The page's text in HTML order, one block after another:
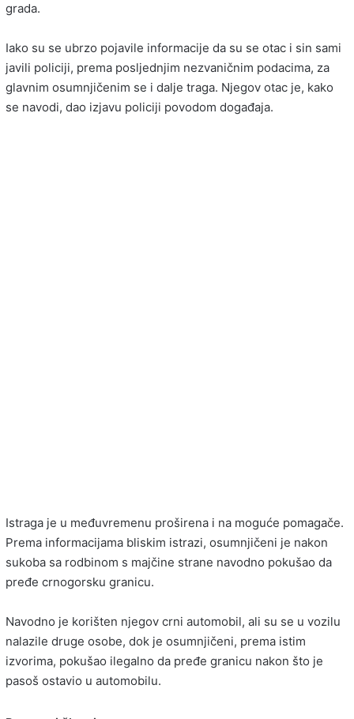
grada.
Iako su se ubrzo pojavile informacije da su se otac i sin sami
javili policiji, prema posljednjim nezvaničnim podacima, za
glavnim osumnjičenim se i dalje traga. Njegov otac je, kako
se navodi, dao izjavu policiji povodom događaja.
Istraga je u međuvremenu proširena i na moguće pomagače.
Prema informacijama bliskim istrazi, osumnjičeni je nakon
sukoba sa rodbinom s majčine strane navodno pokušao da
pređe crnogorsku granicu.
Navodno je korišten njegov crni automobil, ali su se u vozilu
nalazile druge osobe, dok je osumnjičeni, prema istim
izvorima, pokušao ilegalno da pređe granicu nakon što je
pasoš ostavio u automobilu.